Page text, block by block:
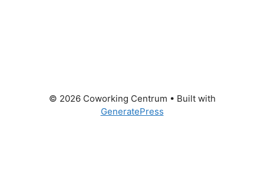
© 2026 Coworking Centrum • Built with
GeneratePress